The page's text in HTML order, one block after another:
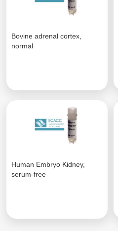
Bovine adrenal cortex,
normal
Human Embryo Kidney,
serum-free